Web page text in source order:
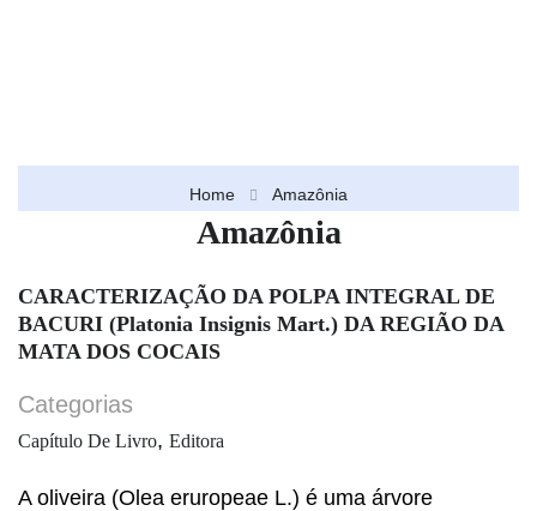
Home Amazônia
Amazônia
CARACTERIZAÇÃO DA POLPA INTEGRAL DE
BACURI (Platonia Insignis Mart.) DA REGIÃO DA
MATA DOS COCAIS
Categorias
Capítulo De Livro, Editora
A oliveira (Olea eruropeae L.) é uma árvore